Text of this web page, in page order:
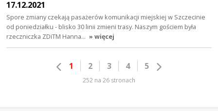
17.12.2021
Spore zmiany czekają pasażerów komunikacji miejskiej w Szczecinie
od poniedziałku - blisko 30 linii zmieni trasy. Naszym gościem była
rzeczniczka ZDiTM Hanna… » więcej
1 2 3 4 5
252 na 26 stronach